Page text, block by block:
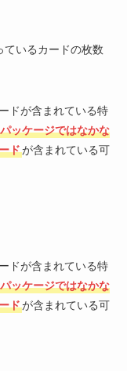
ているカードの枚数
ドが含まれている特
ッケージではなかな
ドが含まれている可
ドが含まれている特
ッケージではなかな
ドが含まれている可